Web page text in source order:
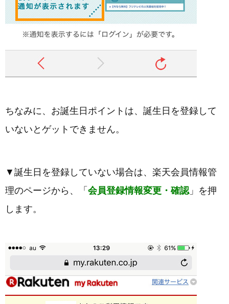
ちなみに、お誕生日ポイントは、誕生日を登録して
いないとゲットできません。
▼誕生日を登録していない場合は、楽天会員情報管
理のページから、「 会員登録情報変更・確認」を押
します。